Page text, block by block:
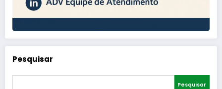
Pesquisar
Pesquisar